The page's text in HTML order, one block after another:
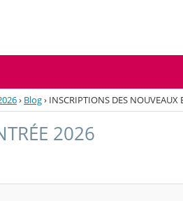
› Blog› INSCRIPTIONS DES NOUVEAUX
2026